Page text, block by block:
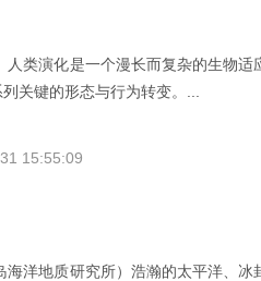
类演化是一个漫长而复杂的生物适
关键的形态与行为转变。...
15:55:09
洋地质研究所）浩瀚的太平洋、冰